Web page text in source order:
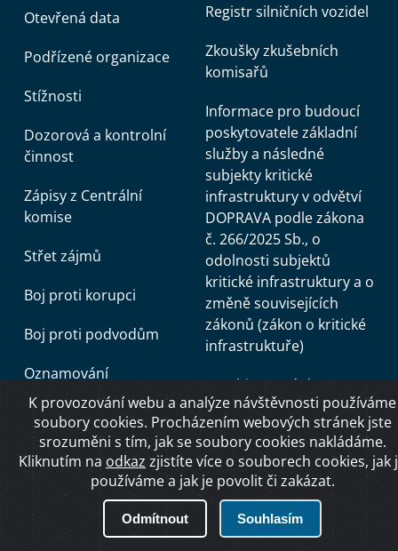
Otevřená data
Podřízené organizace
Stížnosti
Dozorová a kontrolní
činnost
Zápisy z Centrální
komise
Střet zájmů
Boj proti korupci
Boj proti podvodům
Oznamování
protiprávního jednání
Žádost o poskytnutí
informace
Rovné příležitosti a
nediskriminace
Registr silničních vozidel
Zkoušky zkušebních
komisařů
Informace pro budoucí
poskytovatele základní
služby a následné
subjekty kritické
infrastruktury v odvětví
DOPRAVA podle zákona
č. 266/2025 Sb., o
odolnosti subjektů
kritické infrastruktury a o
změně souvisejících
zákonů (zákon o kritické
infrastruktuře)
Kombinovaná doprava -
e-learning
Zkouška z praktické jízdy
Evidence ukrajinských
vozidel
K provozování webu a analýze návštěvnosti používáme
soubory cookies. Procházením webových stránek jste
srozuměni s tím, jak se soubory cookies nakládáme.
Kliknutím na odkaz zjistíte více o souborech cookies, jak
používáme a jak je povolit či zakázat.
Odmítnout Souhlasím